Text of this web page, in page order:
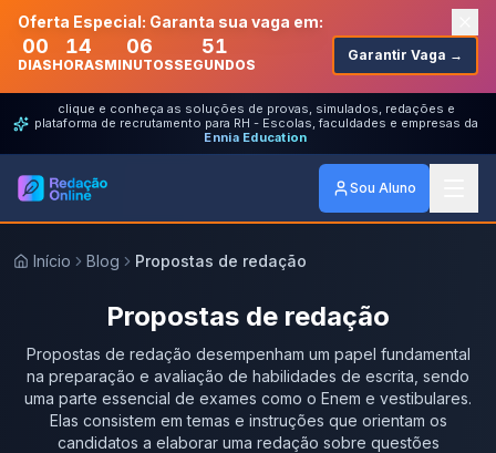
Oferta Especial: Garanta sua vaga em:
00
DIAS
14
HORAS
06
MINUTOS
51
SEGUNDOS
Garantir Vaga →
clique e conheça as soluções de provas, simulados, redações e
plataforma de recrutamento para RH - Escolas, faculdades e empresas da
Ennia Education
Sou Aluno
Início Blog Propostas de redação
Propostas de redação
Propostas de redação desempenham um papel fundamental
na preparação e avaliação de habilidades de escrita, sendo
uma parte essencial de exames como o Enem e vestibulares.
Elas consistem em temas e instruções que orientam os
candidatos a elaborar uma redação sobre questões